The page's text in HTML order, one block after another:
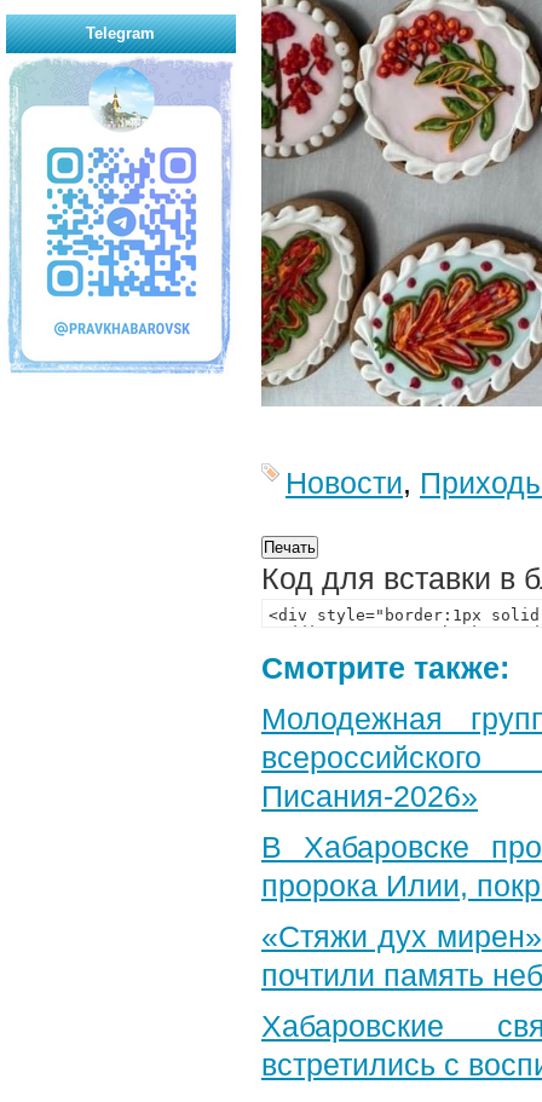
Новости,
Код для вставки в
Смотрите также:
Молодежная
Писания-2026»
В Хабаровске
пророка Илии,
«Стяжи дух
почтили память
Хабаровские
встретились с
Telegram